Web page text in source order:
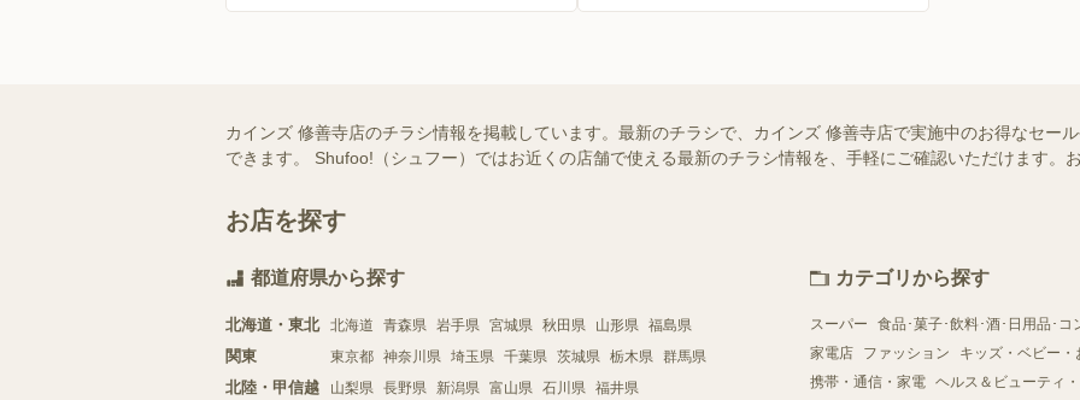
カインズ 修善寺店のチラシ情報を掲載しています。最新のチラシで、カインズ 修善寺店で実施中のお得なセー
できます。 Shufoo!（シュフー）ではお近くの店舗で使える最新のチラシ情報を、手軽にご確認いただけます。
お店を探す
都道府県から探す
北海道・東北 北海道 青森県 岩手県 宮城県 秋田県 山形県 福島県
関東 東京都 神奈川県 埼玉県 千葉県 茨城県 栃木県 群馬県
北陸・甲信越 山梨県 長野県 新潟県 富山県 石川県 福井県
カテゴリから探す
スーパー
食品･菓子･飲料･酒･日用品･コ
家電店
ファッション
キッズ・ベビー・
携帯・通信・家電 ヘルス＆ビューティ